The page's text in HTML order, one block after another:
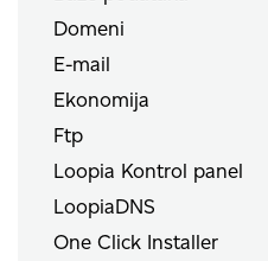
Domeni
E-mail
Ekonomija
Ftp
Loopia Kontrol panel
LoopiaDNS
One Click Installer